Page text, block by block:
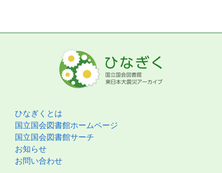
ひなぎくとは
国立国会図書館ホームページ
国立国会図書館サーチ
お知らせ
お問い合わせ